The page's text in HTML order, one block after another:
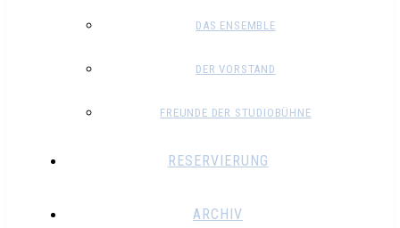
DAS ENSEMBLE
DER VORSTAND
FREUNDE DER STUDIOBÜHNE
RESERVIERUNG
ARCHIV